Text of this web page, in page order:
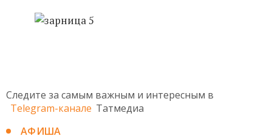
Следите за самым важным и интересным в
Telegram-канале Татмедиа
АФИША